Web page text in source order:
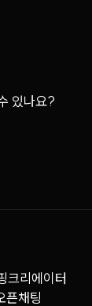
있나요?
크리에이터
픈채팅